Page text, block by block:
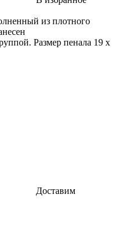
из плотного
Размер пенала 19 х
Доставим